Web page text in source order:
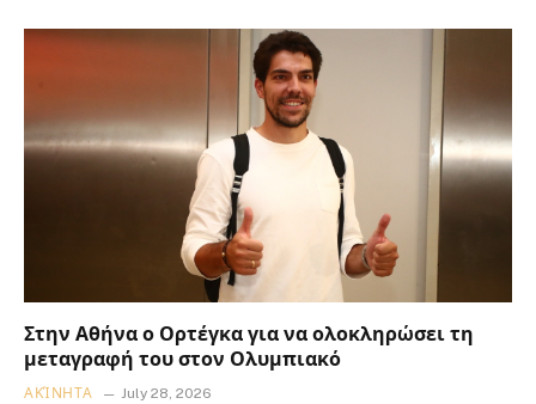
Στην Αθήνα ο Ορτέγκα για να ολοκληρώσει τη
μεταγραφή του στον Ολυμπιακό
ΑΚΊΝΗΤΑ July 28, 2026